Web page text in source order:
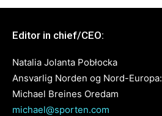
Editor in chief/CEO:
Natalia Jolanta Pobłocka
Ansvarlig Norden og Nord-Europa:
Michael Breines Oredam
michael@sporten.com